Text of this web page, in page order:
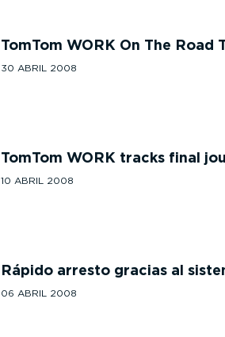
TomTom WORK On The Road
30 ABRIL 2008
TomTom WORK tracks final
10 ABRIL 2008
Rápido arresto gracias al
06 ABRIL 2008